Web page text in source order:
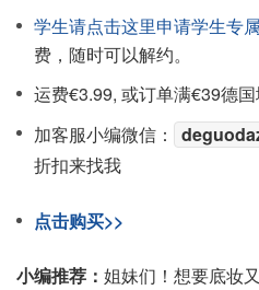
学生请点击这里申请学生专
费，随时可以解约。
运费€3.99, 或订单满€39德国
加客服小编微信：
折扣来找我
点击购买>>
小编推荐： 姐妹们！想要底妆